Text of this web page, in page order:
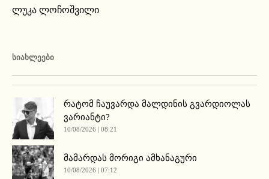
ლუკა ლოჩოშვილი
ᲡᲘᲐᲮᲚᲔᲔᲑᲘ
რატომ ჩაუვარდა მალდინის გვარდიოლას
ვარიანტი?
10/08/2026 | 08:21
მამარდას მორიგი ამხანაგური
10/08/2026 | 07:12